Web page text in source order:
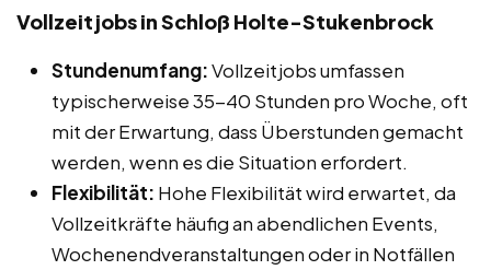
Vollzeitjobs in Schloß Holte-Stukenbrock
Stundenumfang:Vollzeitjobs umfassen
typischerweise 35-40 Stunden pro Woche, oft
mit der Erwartung, dass Überstunden gemacht
werden, wenn es die Situation erfordert.
Flexibilität: Hohe Flexibilität wird erwartet, da
Vollzeitkräfte häufig an abendlichen Events,
Wochenendveranstaltungen oder in Notfällen